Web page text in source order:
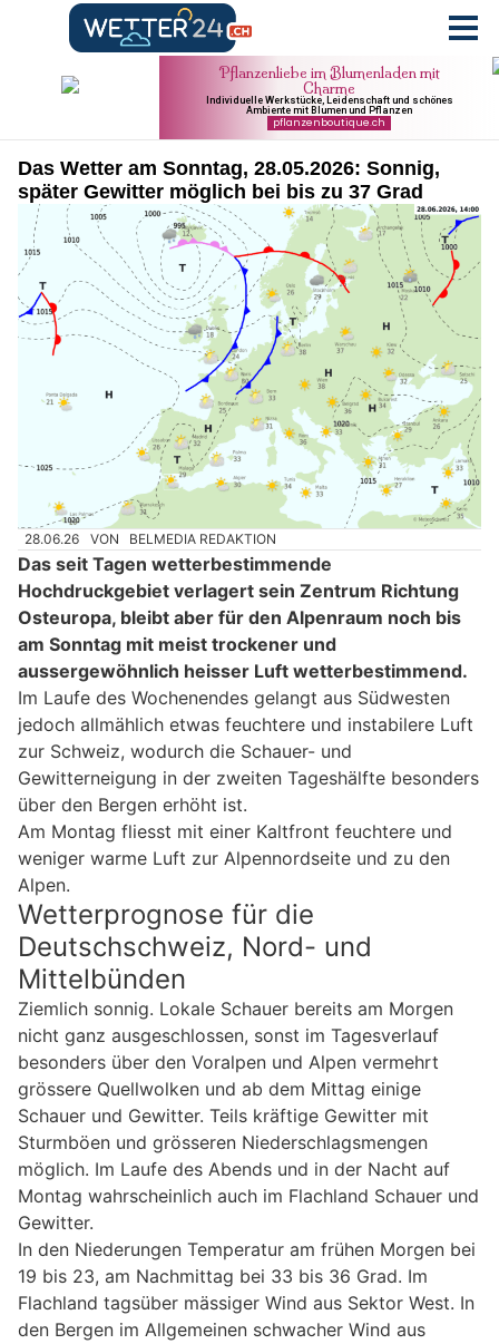
Das Wetter am Sonntag, 28.05.2026: Sonnig,
später Gewitter möglich bei bis zu 37 Grad
28.06.26 VON BELMEDIA REDAKTION
Das seit Tagen wetterbestimmende
Hochdruckgebiet verlagert sein Zentrum Richtung
Osteuropa, bleibt aber für den Alpenraum noch bis
am Sonntag mit meist trockener und
aussergewöhnlich heisser Luft wetterbestimmend.
Im Laufe des Wochenendes gelangt aus Südwesten
jedoch allmählich etwas feuchtere und instabilere Luft
zur Schweiz, wodurch die Schauer- und
Gewitterneigung in der zweiten Tageshälfte besonders
über den Bergen erhöht ist.
Am Montag fliesst mit einer Kaltfront feuchtere und
weniger warme Luft zur Alpennordseite und zu den
Alpen.
Wetterprognose für die
Deutschschweiz, Nord- und
Mittelbünden
Ziemlich sonnig. Lokale Schauer bereits am Morgen
nicht ganz ausgeschlossen, sonst im Tagesverlauf
besonders über den Voralpen und Alpen vermehrt
grössere Quellwolken und ab dem Mittag einige
Schauer und Gewitter. Teils kräftige Gewitter mit
Sturmböen und grösseren Niederschlagsmengen
möglich. Im Laufe des Abends und in der Nacht auf
Montag wahrscheinlich auch im Flachland Schauer und
Gewitter.
In den Niederungen Temperatur am frühen Morgen bei
19 bis 23, am Nachmittag bei 33 bis 36 Grad. Im
Flachland tagsüber mässiger Wind aus Sektor West. In
den Bergen im Allgemeinen schwacher Wind aus